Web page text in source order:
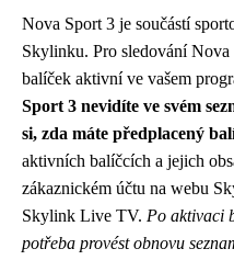
Nova Sport 3 je součástí
Skylinku. Pro sledování
balíček aktivní ve vašem
Sport 3 nevidíte ve svém
si, zda máte předplacený
aktivních balíčcích a jejich
zákaznickém účtu na webu
Skylink Live TV. Po aktivaci
potřeba provést obnovu